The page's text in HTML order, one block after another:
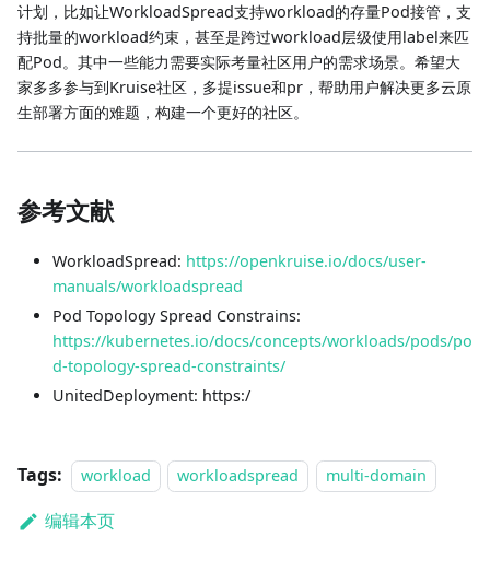
计划，比如让WorkloadSpread支持workload的存量Pod接管，支
持批量的workload约束，甚至是跨过workload层级使用label来匹
配Pod。其中一些能力需要实际考量社区用户的需求场景。希望大
家多多参与到Kruise社区，多提issue和pr，帮助用户解决更多云原
生部署方面的难题，构建一个更好的社区。
参考文献
WorkloadSpread: https://openkruise.io/docs/user-
manuals/workloadspread
Pod Topology Spread Constrains:
https://kubernetes.io/docs/concepts/workloads/pods/po
d-topology-spread-constraints/
UnitedDeployment: https:/
Tags: workload workloadspread multi-domain
编辑本页